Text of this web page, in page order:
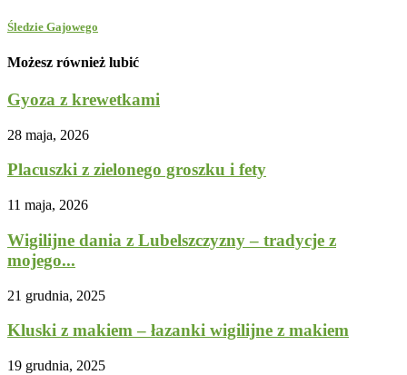
Śledzie Gajowego
Możesz również lubić
Gyoza z krewetkami
28 maja, 2026
Placuszki z zielonego groszku i fety
11 maja, 2026
Wigilijne dania z Lubelszczyzny – tradycje z
mojego...
21 grudnia, 2025
Kluski z makiem – łazanki wigilijne z makiem
19 grudnia, 2025